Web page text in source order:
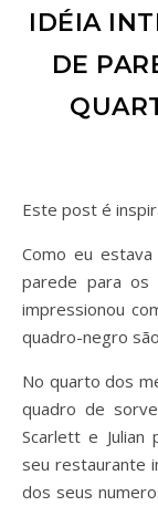
IDÉIA
DE
Este post é
Como eu
parede para os
impressionou
quadro-negro
No quarto dos
quadro de
Scarlett e Julian
seu restaurante
dos seus